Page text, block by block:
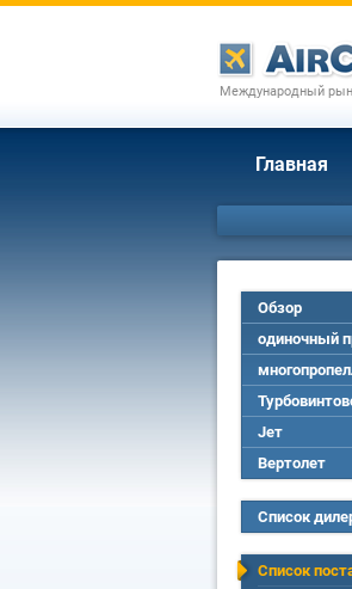
Международный
Главная
Обзор
одиночный
Jет
Вертолет
Список
Список